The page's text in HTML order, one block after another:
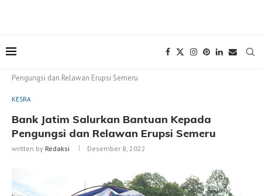
Pengungsi dan Relawan Erupsi Semeru
KESRA
Bank Jatim Salurkan Bantuan Kepada
Pengungsi dan Relawan Erupsi Semeru
written by Redaksi Desember 8, 2022